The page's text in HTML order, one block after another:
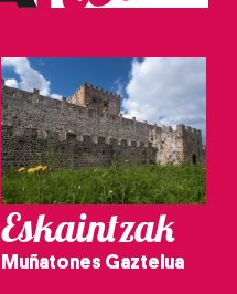
Eskaintzak
Muñatones Gaztelua